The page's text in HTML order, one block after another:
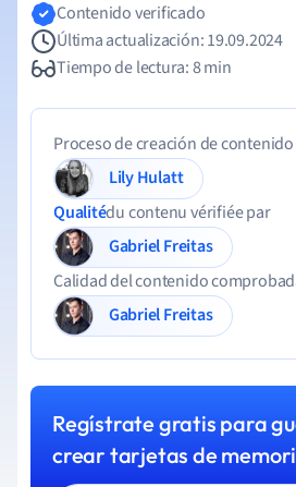
Contenido verificado
Última actualización: 19.09.2024
Tiempo de lectura: 8 min
Proceso de creación de
Lily Hulatt
Qualitédu contenu vérifiée par
Gabriel Freitas
Calidad del contenido
Gabriel Freitas
Regístrate gratis para
crear tarjetas de